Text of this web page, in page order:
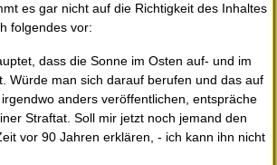
es gar nicht auf die Richtigkeit des Inhaltes
folgendes vor:
dass die Sonne im Osten auf- und im
Würde man sich darauf berufen und das auf
anders veröffentlichen, entspräche
Straftat. Soll mir jetzt noch jemand den
vor 90 Jahren erklären, - ich kann ihn nicht